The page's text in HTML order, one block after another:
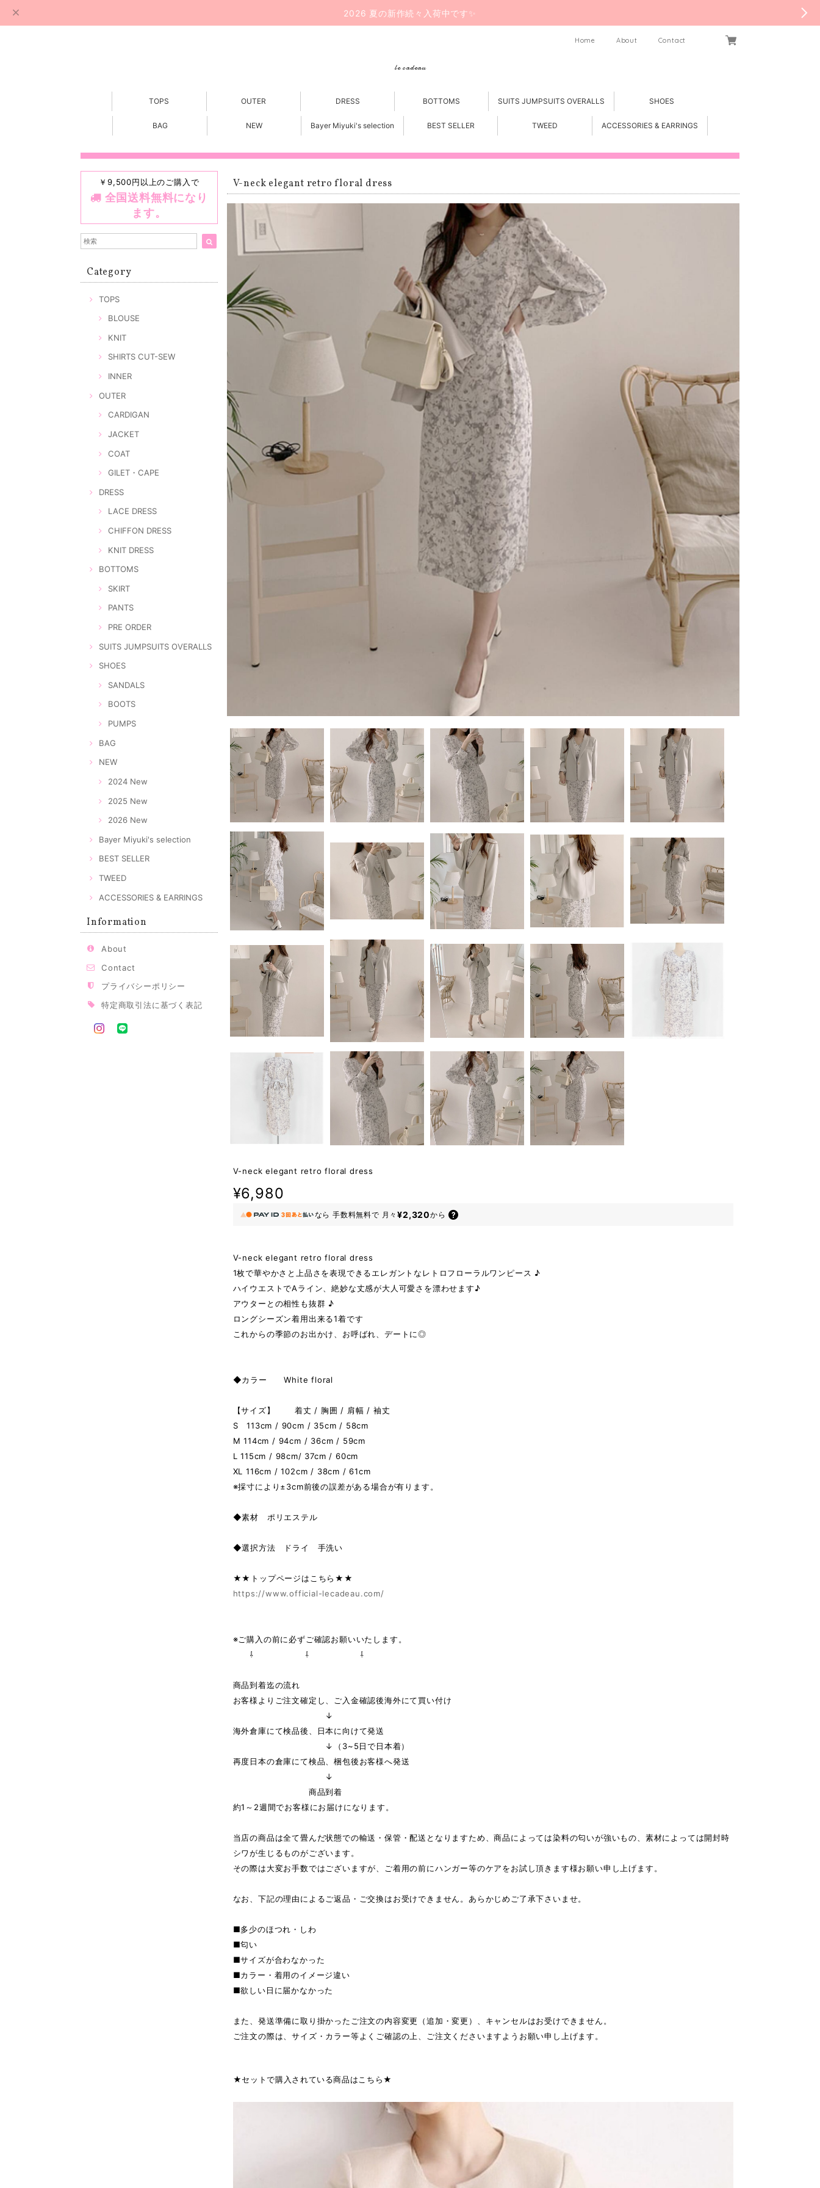
2026 夏の新作続々入荷中です✨
Home About Contact
le cadeau
TOPS OUTER DRESS BOTTOMS SUITS JUMPSUITS OVERALLS SHOES
BAG NEW Bayer Miyuki's selection BEST SELLER TWEED ACCESSORIES & EARRINGS
￥9,500円以上のご購入で
全国送料無料になり
ます。
Category
TOPS
BLOUSE
KNIT
SHIRTS CUT-SEW
INNER
OUTER
CARDIGAN
JACKET
COAT
GILET・CAPE
DRESS
LACE DRESS
CHIFFON DRESS
KNIT DRESS
BOTTOMS
SKIRT
PANTS
PRE ORDER
SUITS JUMPSUITS OVERALLS
SHOES
SANDALS
BOOTS
PUMPS
BAG
NEW
2024 New
2025 New
2026 New
Bayer Miyuki's selection
BEST SELLER
TWEED
ACCESSORIES & EARRINGS
Information
About
Contact
プライバシーポリシー
特定商取引法に基づく表記
V-neck elegant retro floral dress
V-neck elegant retro floral dress
¥6,980
なら 手数料無料で 月々¥2,320から
V-neck elegant retro floral dress
1枚で華やかさと上品さを表現できるエレガントなレトロフローラルワンピース ♪
ハイウエストでAライン、絶妙な丈感が大人可愛さを漂わせます♪
アウターとの相性も抜群 ♪
ロングシーズン着用出来る1着です
これからの季節のお出かけ、お呼ばれ、デートに◎
◆カラー White floral
【サイズ】 着丈 / 胸囲 / 肩幅 / 袖丈
S 113cm / 90cm / 35cm / 58cm
M 114cm / 94cm / 36cm / 59cm
L 115cm / 98cm/ 37cm / 60cm
XL 116cm / 102cm / 38cm / 61cm
※採寸により±3cm前後の誤差がある場合が有ります。
◆素材 ポリエステル
◆選択方法 ドライ 手洗い
★★トップページはこちら★★
https://www.official-lecadeau.com/
※ご購入の前に必ずご確認お願いいたします。
⇩ ⇩ ⇩
商品到着迄の流れ
お客様よりご注文確定し、ご入金確認後海外にて買い付け
↓
海外倉庫にて検品後、日本に向けて発送
↓（3~5日で日本着）
再度日本の倉庫にて検品、梱包後お客様へ発送
↓
商品到着
約1～2週間でお客様にお届けになります。
当店の商品は全て畳んだ状態での輸送・保管・配送となりますため、商品によっては染料の匂いが強いもの、素材によっては開封時
シワが生じるものがございます。
その際は大変お手数ではございますが、ご着用の前にハンガー等のケアをお試し頂きます様お願い申し上げます。
なお、下記の理由によるご返品・ご交換はお受けできません。あらかじめご了承下さいませ。
■多少のほつれ・しわ
■匂い
■サイズが合わなかった
■カラー・着用のイメージ違い
■欲しい日に届かなかった
また、発送準備に取り掛かったご注文の内容変更（追加・変更）、キャンセルはお受けできません。
ご注文の際は、サイズ・カラー等よくご確認の上、ご注文くださいますようお願い申し上げます。
★セットで購入されている商品はこちら★